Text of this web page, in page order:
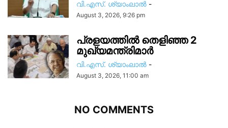
വി.എസ്. ശ്യാംലാൽ -
August 3, 2026, 9:26 pm
പ്രളയത്തിൽ തെളിഞ്ഞ 2
മുഖ്യമന്ത്രിമാർ
വി.എസ്. ശ്യാംലാൽ -
August 3, 2026, 11:00 am
NO COMMENTS